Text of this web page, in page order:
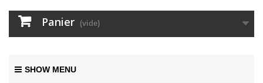
Panier (vide)
SHOW MENU